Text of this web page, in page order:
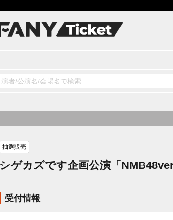
抽選販売
シゲカズです企画公演「
受付情報